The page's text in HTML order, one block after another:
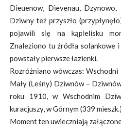
Dieuenow, Dievenau,
Dziwny też przyszło
pojawili się na kąpielisku
Znaleziono tu źródła solankowe
powstały pierwsze łazienki.
Rozróżniano wówczas:
Mały (Leśny) Dziwnów –
roku 1910, w Wschodnim
kuracjuszy, w Górnym (339
Moment ten uwieczniają